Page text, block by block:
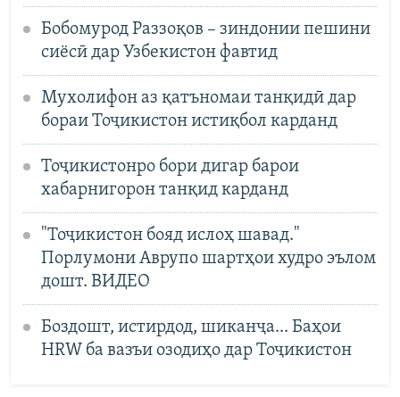
Бобомурод Раззоқов – зиндонии пешини
сиёсӣ дар Узбекистон фавтид
Мухолифон аз қатъномаи танқидӣ дар
бораи Тоҷикистон истиқбол карданд
Тоҷикистонро бори дигар барои
хабарнигорон танқид карданд
"Тоҷикистон бояд ислоҳ шавад."
Порлумони Аврупо шартҳои худро эълом
дошт. ВИДЕО
Боздошт, истирдод, шиканҷа... Баҳои
HRW ба вазъи озодиҳо дар Тоҷикистон